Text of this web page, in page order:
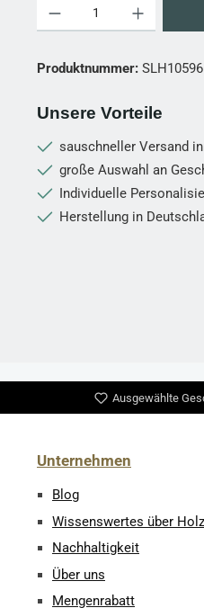
Produktnummer: SLH10596
Unsere Vorteile
sauschneller Versand
große Auswahl an
Individuelle
Herstellung in
Ausgewählte
Unternehmen
Blog
Wissenswertes über Holz
Nachhaltigkeit
Über uns
Mengenrabatt